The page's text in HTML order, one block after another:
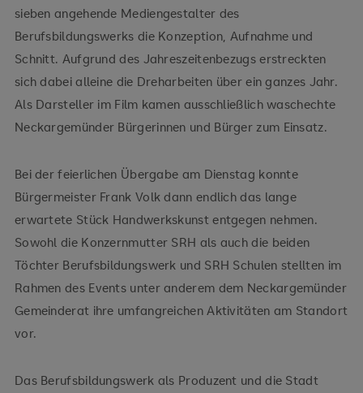
sieben angehende Mediengestalter des
Berufsbildungswerks die Konzeption, Aufnahme und
Schnitt. Aufgrund des Jahreszeitenbezugs erstreckten
sich dabei alleine die Dreharbeiten über ein ganzes Jahr.
Als Darsteller im Film kamen ausschließlich waschechte
Neckargemünder Bürgerinnen und Bürger zum Einsatz.
Bei der feierlichen Übergabe am Dienstag konnte
Bürgermeister Frank Volk dann endlich das lange
erwartete Stück Handwerkskunst entgegen nehmen.
Sowohl die Konzernmutter SRH als auch die beiden
Töchter Berufsbildungswerk und SRH Schulen stellten im
Rahmen des Events unter anderem dem Neckargemünder
Gemeinderat ihre umfangreichen Aktivitäten am Standort
vor.
Das Berufsbildungswerk als Produzent und die Stadt